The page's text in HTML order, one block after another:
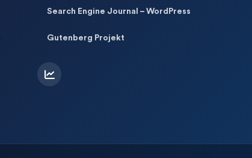
Search Engine Journal – WordPress
Gutenberg Projekt